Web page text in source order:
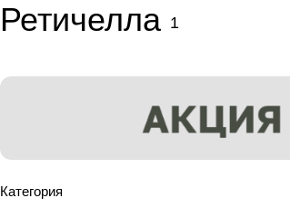
Ретичелла 1
Категория